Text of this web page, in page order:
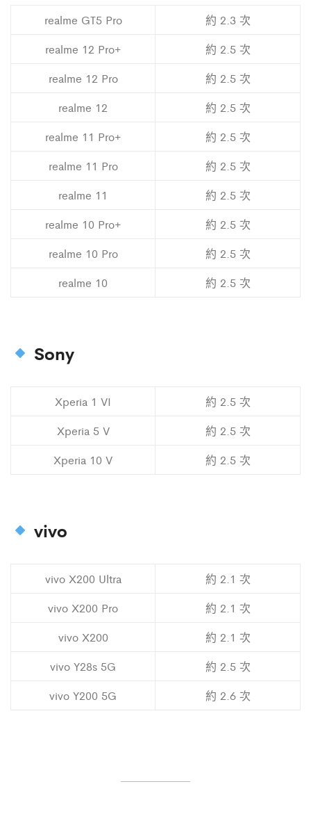
realme GT5 Pro
約 2.3 次
realme 12 Pro+
約 2.5 次
realme 12 Pro
約 2.5 次
realme 12
約 2.5 次
realme 11 Pro+
約 2.5 次
realme 11 Pro
約 2.5 次
realme 11
約 2.5 次
realme 10 Pro+
約 2.5 次
realme 10 Pro
約 2.5 次
realme 10
約 2.5 次
Sony
Xperia 1 VI
約 2.5 次
Xperia 5 V
約 2.5 次
Xperia 10 V
約 2.5 次
vivo
vivo X200 Ultra
約 2.1 次
vivo X200 Pro
約 2.1 次
vivo X200
約 2.1 次
vivo Y28s 5G
約 2.5 次
vivo Y200 5G
約 2.6 次